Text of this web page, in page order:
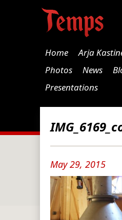
Home Arja
Photos
News
Presentations
May 29, 2015